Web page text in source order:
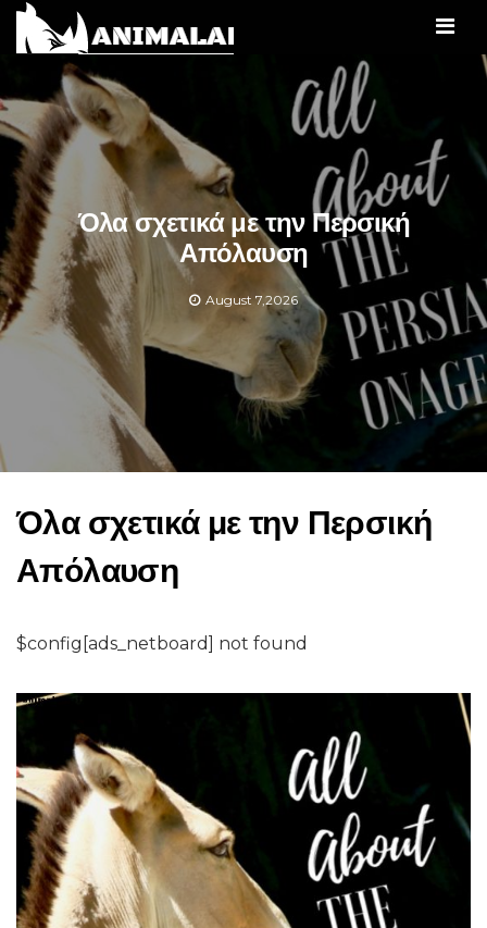
Όλα σχετικά με την Περσική
Απόλαυση
August 7,2026
Όλα σχετικά με την Περσική
Απόλαυση
$config[ads_netboard] not found